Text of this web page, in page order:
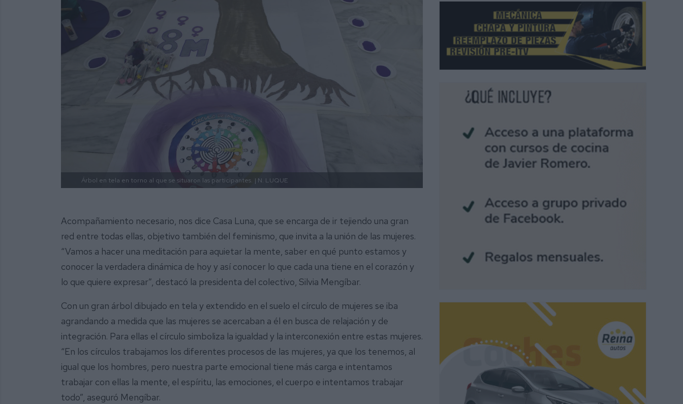
Árbol en tela en torno al que se situaron las participantes. | N. LUQUE
Acompañamiento necesario, nos dice Casa Luna, que se encarga de ir tejiendo una gran
red entre todas ellas, objetivo también del feminismo, que invita a la unión de las mujeres.
“Vamos a hacer una meditación para aquietar la mente, saber en qué punto estamos y
conocer la verdadera dinámica de hoy y así conocer lo que cada una tiene en el corazón y
lo que quiere expresar”, destacó la presidenta del colectivo, Silvia Mengíbar.
Con un gran árbol dibujado en tela y extendido en el suelo el círculo de mujeres se iba
agrandando a medida que las mujeres se acercaban a él en busca de relajación y de
integración. Para ellas el círculo simboliza la igualdad y la interconexión entre estas mujeres.
“En los círculos trabajamos los diferentes procesos de las mujeres, ya que los tenemos, al
igual que los hombres, pero nuestra parte emocional tiene más carga e intentamos
trabajar con ellas la mente, el espíritu, las emociones, el cuerpo e intentamos trabajar
todo”, aseguró Mengíbar.